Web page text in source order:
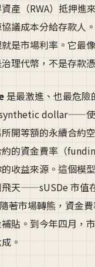
產（RWA）抵押進
議成本分給存款人
是市場利率。它最
理代幣，不是存款
是最激進、也最危險
dollar——使
開等額的永續合約
的資金費率（
的收益來源。這個
飛天——sUSDe 市值
著市場轉熊，資金
貼。到今年四月，
。